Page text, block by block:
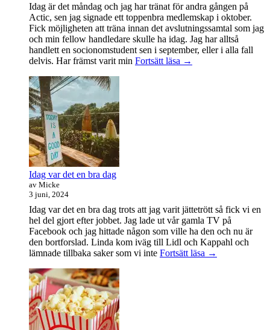
Idag är det måndag och jag har tränat för andra gången på
Actic, sen jag signade ett toppenbra medlemskap i oktober.
Fick möjligheten att träna innan det avslutningssamtal som jag
och min fellow handledare skulle ha idag. Jag har alltså
handlett en socionomstudent sen i september, eller i alla fall
delvis. Har främst varit min Fortsätt läsa Att
→
Idag var det en bra dag
av Micke
3 juni, 2024
Idag var det en bra dag trots att jag varit jättetrött så fick vi en
hel del gjort efter jobbet. Jag lade ut vår gamla TV på
Facebook och jag hittade någon som ville ha den och nu är
den bortforslad. Linda kom iväg till Lidl och Kappahl och
lämnade tillbaka saker som vi inte Fortsätt läsa Idag
→